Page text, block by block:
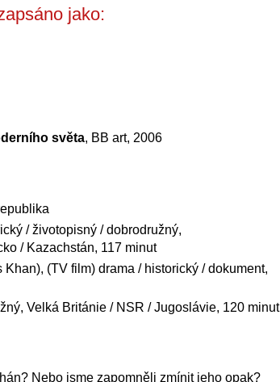
jako:
světa, BB art, 2006
/ životopisný / dobrodružný,
/ Kazachstán, 117 minut
(TV film) drama / historický / dokument,
Velká Británie / NSR / Jugoslávie, 120 minut
Nebo jsme zapomněli zmínit jeho opak?